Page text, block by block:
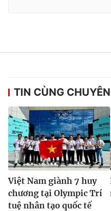
TIN CÙNG
Việt Nam giành 7 huy
chương tại Olympic Trí
tuệ nhân tạo quốc tế